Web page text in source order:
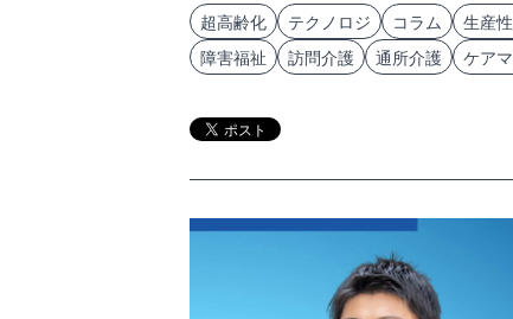
超高齢化 テクノロジ コラム 生産
障害福祉
訪問介護 通所介護 ケア